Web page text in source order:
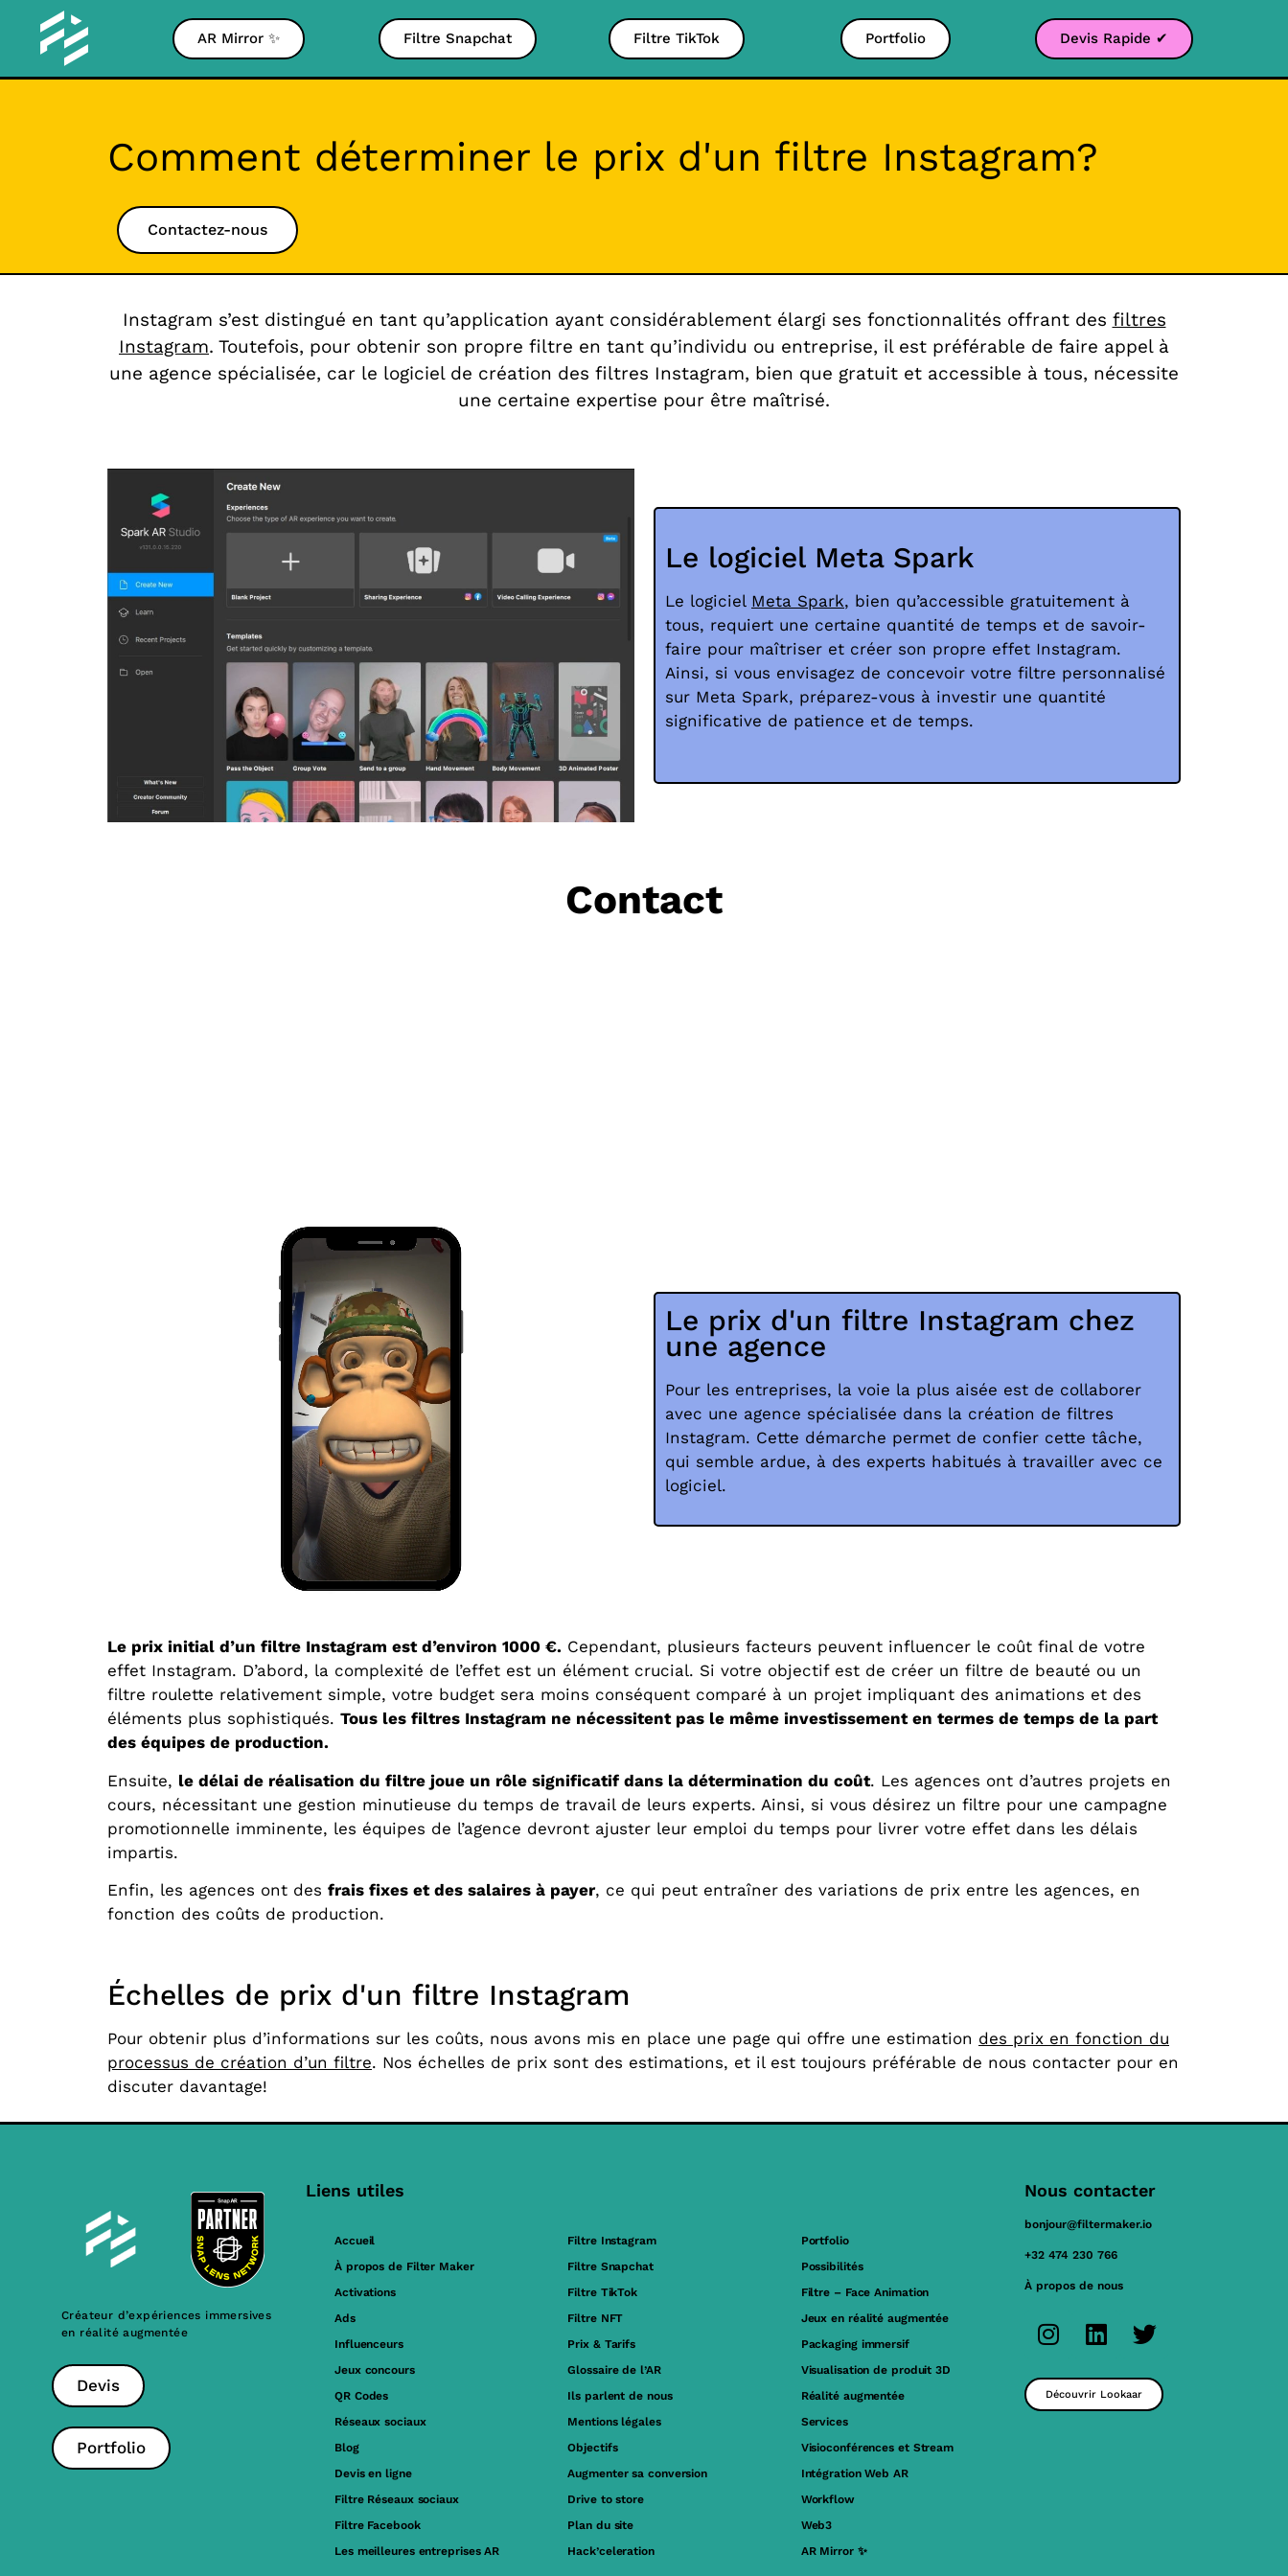
AR Mirror ✨ Filtre Snapchat Filtre TikTok Portfolio Devis Rapide ✔
Comment déterminer le prix d'un filtre Instagram?
Contactez-nous
Instagram s’est distingué en tant qu’application ayant considérablement élargi ses fonctionnalités offrant des filtres
Instagram. Toutefois, pour obtenir son propre filtre en tant qu’individu ou entreprise, il est préférable de faire appel à
une agence spécialisée, car le logiciel de création des filtres Instagram, bien que gratuit et accessible à tous, nécessite
une certaine expertise pour être maîtrisé.
Le logiciel Meta Spark
Le logiciel Meta Spark, bien qu’accessible gratuitement à
tous, requiert une certaine quantité de temps et de savoir-
faire pour maîtriser et créer son propre effet Instagram.
Ainsi, si vous envisagez de concevoir votre filtre personnalisé
sur Meta Spark, préparez-vous à investir une quantité
significative de patience et de temps.
Contact
Le prix d'un filtre Instagram chez
une agence
Pour les entreprises, la voie la plus aisée est de collaborer
avec une agence spécialisée dans la création de filtres
Instagram. Cette démarche permet de confier cette tâche,
qui semble ardue, à des experts habitués à travailler avec ce
logiciel.
Le prix initial d’un filtre Instagram est d’environ 1000 €. Cependant, plusieurs facteurs peuvent influencer le coût final de votre
effet Instagram. D’abord, la complexité de l’effet est un élément crucial. Si votre objectif est de créer un filtre de beauté ou un
filtre roulette relativement simple, votre budget sera moins conséquent comparé à un projet impliquant des animations et des
éléments plus sophistiqués. Tous les filtres Instagram ne nécessitent pas le même investissement en termes de temps de la part
des équipes de production.
Ensuite, le délai de réalisation du filtre joue un rôle significatif dans la détermination du coût. Les agences ont d’autres projets en
cours, nécessitant une gestion minutieuse du temps de travail de leurs experts. Ainsi, si vous désirez un filtre pour une campagne
promotionnelle imminente, les équipes de l’agence devront ajuster leur emploi du temps pour livrer votre effet dans les délais
impartis.
Enfin, les agences ont des frais fixes et des salaires à payer, ce qui peut entraîner des variations de prix entre les agences, en
fonction des coûts de production.
Échelles de prix d'un filtre Instagram
Pour obtenir plus d’informations sur les coûts, nous avons mis en place une page qui offre une estimation des prix en fonction du
processus de création d’un filtre. Nos échelles de prix sont des estimations, et il est toujours préférable de nous contacter pour en
discuter davantage!
Créateur d’expériences immersives
en réalité augmentée
Devis
Portfolio
Liens utiles
Accueil
À propos de Filter Maker
Activations
Ads
Influenceurs
Jeux concours
QR Codes
Réseaux sociaux
Blog
Devis en ligne
Filtre Réseaux sociaux
Filtre Facebook
Les meilleures entreprises AR
Filtre Instagram
Filtre Snapchat
Filtre TikTok
Filtre NFT
Prix & Tarifs
Glossaire de l’AR
Ils parlent de nous
Mentions légales
Objectifs
Augmenter sa conversion
Drive to store
Plan du site
Hack’celeration
Portfolio
Possibilités
Filtre – Face Animation
Jeux en réalité augmentée
Packaging immersif
Visualisation de produit 3D
Réalité augmentée
Services
Visioconférences et Stream
Intégration Web AR
Workflow
Web3
AR Mirror ✨
Nous contacter
bonjour@filtermaker.io
+32 474 230 766
À propos de nous
Découvrir Lookaar